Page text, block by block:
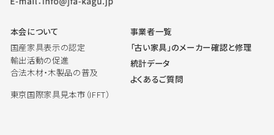
本会について
国産家具表示の認定
輸出活動の促進
合法木材・木製品の普及
東京国際家具見本市（IFFT）
事業者一覧
「古い家具」のメーカー確認と修理
統計データ
よくあるご質問